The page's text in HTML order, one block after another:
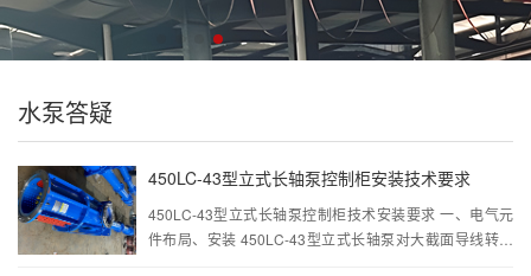
水泵答疑
450LC-43型立式长轴泵控制柜安装技术要求
450LC-43型立式长轴泵控制柜技术安装要求 一、电气元
件布局、安装 450LC-43型立式长轴泵对大截面导线转弯